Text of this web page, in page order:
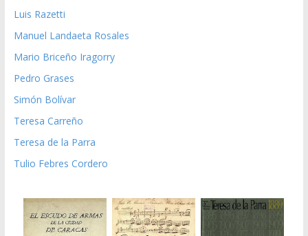
Luis Razetti
Manuel Landaeta Rosales
Mario Briceño Iragorry
Pedro Grases
Simón Bolívar
Teresa Carreño
Teresa de la Parra
Tulio Febres Cordero